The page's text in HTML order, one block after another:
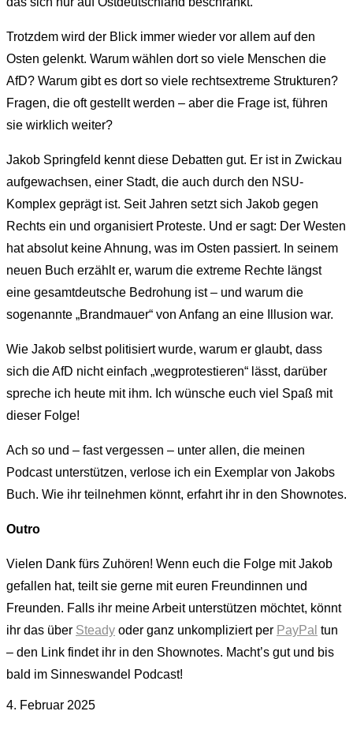
Trotzdem wird der Blick immer wieder vor allem auf den
Osten gelenkt. Warum wählen dort so viele Menschen die
AfD? Warum gibt es dort so viele rechtsextreme Strukturen?
Fragen, die oft gestellt werden – aber die Frage ist, führen
sie wirklich weiter?
Jakob Springfeld kennt diese Debatten gut. Er ist in Zwickau
aufgewachsen, einer Stadt, die auch durch den NSU-
Komplex geprägt ist. Seit Jahren setzt sich Jakob gegen
Rechts ein und organisiert Proteste. Und er sagt: Der Westen
hat absolut keine Ahnung, was im Osten passiert. In seinem
neuen Buch erzählt er, warum die extreme Rechte längst
eine gesamtdeutsche Bedrohung ist – und warum die
sogenannte „Brandmauer“ von Anfang an eine Illusion war.
Wie Jakob selbst politisiert wurde, warum er glaubt, dass
sich die AfD nicht einfach „wegprotestieren“ lässt, darüber
spreche ich heute mit ihm. Ich wünsche euch viel Spaß mit
dieser Folge!
Ach so und – fast vergessen – unter allen, die meinen
Podcast unterstützen, verlose ich ein Exemplar von Jakobs
Buch. Wie ihr teilnehmen könnt, erfahrt ihr in den Shownotes.
Outro
Vielen Dank fürs Zuhören! Wenn euch die Folge mit Jakob
gefallen hat, teilt sie gerne mit euren Freundinnen und
Freunden. Falls ihr meine Arbeit unterstützen möchtet, könnt
ihr das über Steady oder ganz unkompliziert per PayPal tun
– den Link findet ihr in den Shownotes. Macht’s gut und bis
bald im Sinneswandel Podcast!
4. Februar 2025